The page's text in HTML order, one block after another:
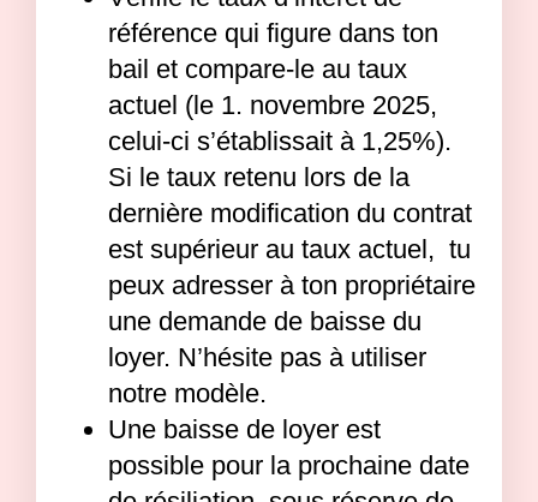
référence qui figure dans ton
bail et compare-le au taux
actuel (le 1. novembre 2025,
celui-ci s’établissait à 1,25%).
Si le taux retenu lors de la
dernière modification du contrat
est supérieur au taux actuel, tu
peux adresser à ton propriétaire
une demande de baisse du
loyer. N’hésite pas à utiliser
notre modèle.
Une baisse de loyer est
possible pour la prochaine date